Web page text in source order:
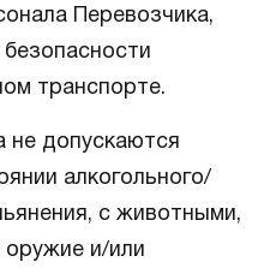
Перевозчика,
транспорте.
не допускаются
алкогольного/
с животными,
и/или